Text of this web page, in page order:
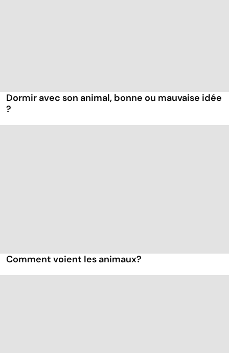
Dormir avec son animal, bonne ou mauvaise idée
?
Comment voient les animaux?